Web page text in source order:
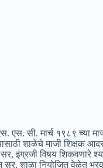
सी. मार्च १९८९ च्या
शाळेचे माजी शिक्षक
विषय शिकवणारे
सर, शाळा नियोजित वेळेत